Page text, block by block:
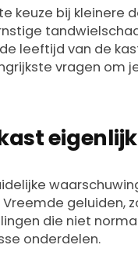
keuze bij kleinere
leeftijd van de
vragen om
geluiden,
die niet
onderdelen.